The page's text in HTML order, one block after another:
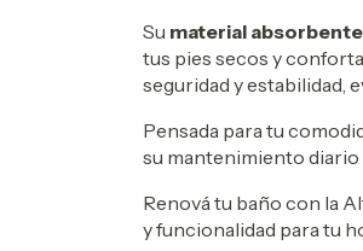
Su material
tus pies secos y
seguridad y estabilidad,
Pensada para tu
su mantenimiento
Renová tu baño con la
y funcionalidad para tu